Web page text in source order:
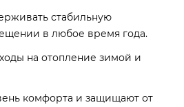
стабильную
в любое время года.
на отопление зимой и
комфорта и защищают от